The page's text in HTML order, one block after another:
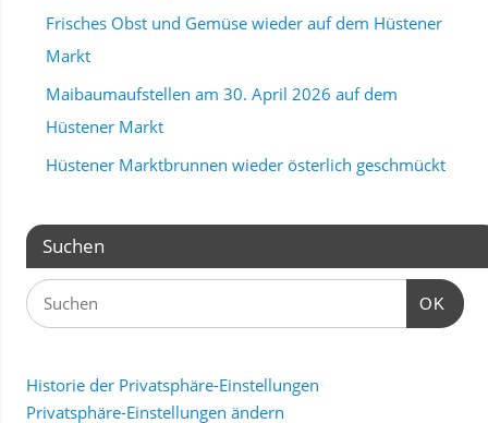
Frisches Obst und Gemüse wieder auf dem Hüstener
Markt
Maibaumaufstellen am 30. April 2026 auf dem
Hüstener Markt
Hüstener Marktbrunnen wieder österlich geschmückt
Suchen
OK
Historie der Privatsphäre-Einstellungen
Privatsphäre-Einstellungen ändern